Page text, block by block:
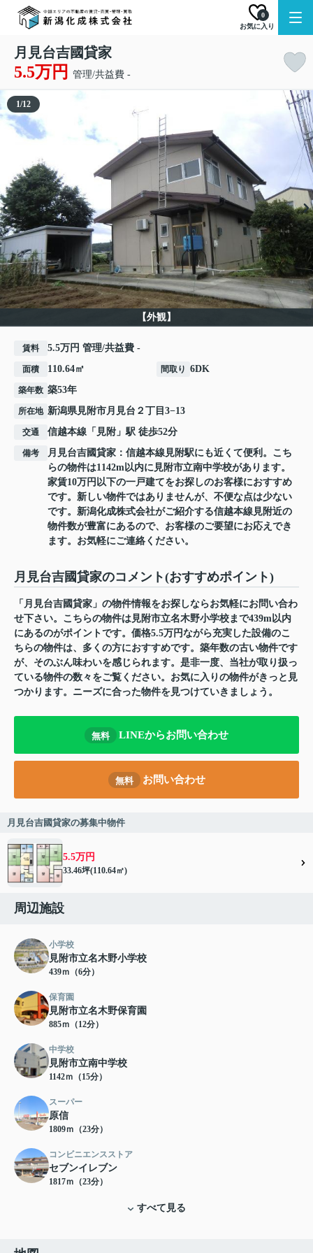
お気に入り
0
月見台吉國貸家
5.5万円 管理/共益費 -
【外観】
1/12
賃料 5.5万円 管理/共益費 -
面積 110.64㎡ 間取り 6DK
築年数 築53年
所在地 新潟県見附市月見台 ２丁目3−13
交通 信越本線 「 見附 」駅 徒歩52分
備考
月見台吉國貸家：信越本線見附駅にも近くて便利。こち
らの物件は1142m以内に見附市立南中学校があります。
家賃10万円以下の一戸建てをお探しのお客様におすすめ
です。新しい物件ではありませんが、不便な点は少ない
です。新潟化成株式会社がご紹介する信越本線見附近の
物件数が豊富にあるので、お客様のご要望にお応えでき
ます。お気軽にご連絡ください。
月見台吉國貸家のコメント(おすすめポイント)
「月見台吉國貸家」の物件情報をお探しならお気軽にお問い合わ
せ下さい。こちらの物件は見附市立名木野小学校まで439m以内
にあるのがポイントです。価格5.5万円ながら充実した設備のこ
ちらの物件は、多くの方におすすめです。築年数の古い物件です
が、そのぶん味わいを感じられます。是非一度、当社が取り扱っ
ている物件の数々をご覧ください。お気に入りの物件がきっと見
つかります。ニーズに合った物件を見つけていきましょう。
無料 LINEからお問い合わせ
無料 お問い合わせ
月見台吉國貸家の募集中物件
5.5万円
33.46坪(110.64㎡)
周辺施設
小学校
見附市立名木野小学校
439ｍ（6分）
保育園
見附市立名木野保育園
885ｍ（12分）
中学校
見附市立南中学校
1142ｍ（15分）
スーパー
原信
1809ｍ（23分）
コンビニエンスストア
セブンイレブン
1817ｍ（23分）
すべて見る